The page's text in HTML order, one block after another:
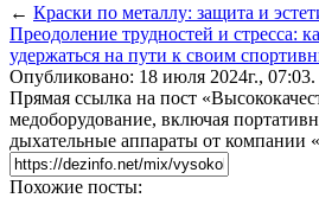
← Краски по металлу: защита и
Преодоление трудностей и стресса:
удержаться на пути к своим
Опубликовано: 18 июля 2024г., 07:03.
Прямая ссылка на пост
медоборудование, включая
дыхательные аппараты от компании
Похожие посты: